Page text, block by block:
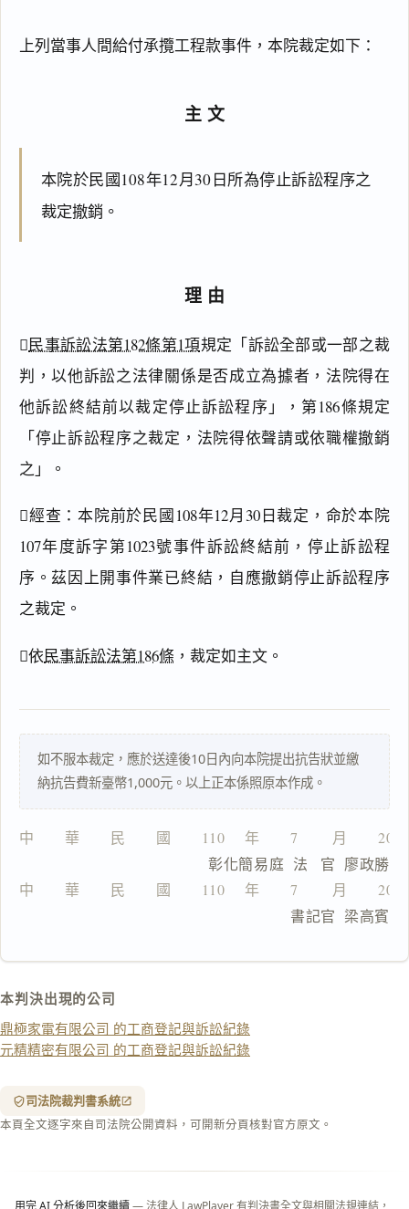
上列當事人間給付承攬工程款事件，本院裁定如下：
主文
本院於民國108年12月30日所為停止訴訟程序之
裁定撤銷。
理由
民事訴訟法第182條第1項規定「訴訟全部或一部之裁
判，以他訴訟之法律關係是否成立為據者，法院得在
他訴訟終結前以裁定停止訴訟程序」，第186條規定
「停止訴訟程序之裁定，法院得依聲請或依職權撤銷
之」。
經查：本院前於民國108年12月30日裁定，命於本院
107年度訴字第1023號事件訴訟終結前，停止訴訟程
序。茲因上開事件業已終結，自應撤銷停止訴訟程序
之裁定。
依民事訴訟法第186條 ，裁定如主文。
如不服本裁定，應於送達後10日內向本院提出抗告狀並繳
納抗告費新臺幣1,000元。以上正本係照原本作成。
中　　華　　民　　國　　110 　年　　7 　　月　　20
                  彰化簡易庭  法   官  廖政勝
中　　華　　民　　國　　110 　年　　7 　　月　　20
                               書記官  梁高賓
本判決出現的公司
鼎極家電有限公司 的工商登記與訴訟紀錄
元精精密有限公司 的工商登記與訴訟紀錄
司法院裁判書系統
本頁全文逐字來自司法院公開資料，可開新分頁核對官方原文。
搜尋本
鍵
複
全
文
複製給 AI
去換行複製
匯出 PDF
精美列印